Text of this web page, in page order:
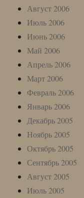
Август 2006
Июль 2006
Июнь 2006
Май 2006
Апрель 2006
Март 2006
Февраль 2006
Январь 2006
Декабрь 2005
Ноябрь 2005
Октябрь 2005
Сентябрь 2005
Август 2005
Июль 2005